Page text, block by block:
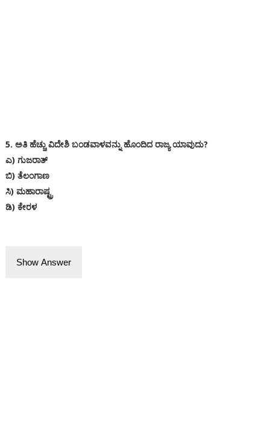
5. ಅತಿ ಹೆಚ್ಚು ವಿದೇಶಿ ಬಂಡವಾಳವನ್ನು ಹೊಂದಿದ ರಾಜ್ಯ ಯಾವುದು?
ಎ) ಗುಜರಾತ್
ಬಿ) ತೆಲಂಗಾಣ
ಸಿ) ಮಹಾರಾಷ್ಟ್ರ
ಡಿ) ಕೇರಳ
Show Answer